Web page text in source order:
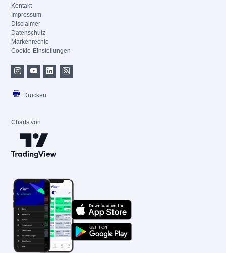
Kontakt
Impressum
Disclaimer
Datenschutz
Markenrechte
Cookie-Einstellungen
Drucken
Charts von